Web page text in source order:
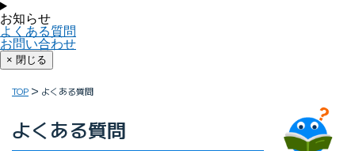
お知らせ
よくある質問
お問い合わせ
× 閉じる
TOP よくある質問
よくある質問